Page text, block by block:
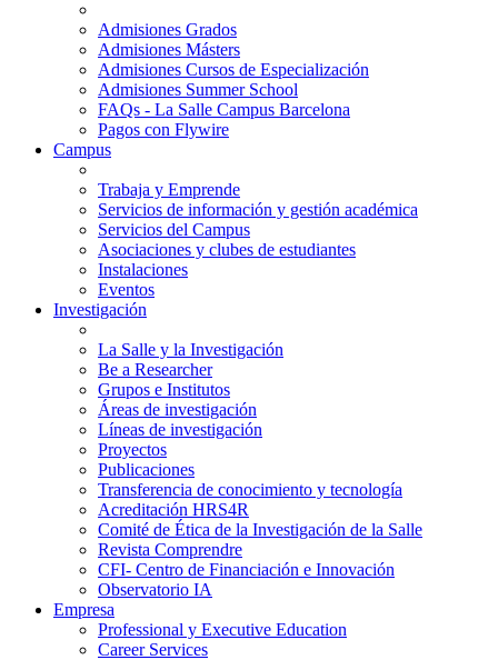
Admisiones Grados
Admisiones Másters
Admisiones Cursos de Especialización
Admisiones Summer School
FAQs - La Salle Campus Barcelona
Pagos con Flywire
Campus
Trabaja y Emprende
Servicios de información y gestión académica
Servicios del Campus
Asociaciones y clubes de estudiantes
Instalaciones
Eventos
Investigación
La Salle y la Investigación
Be a Researcher
Grupos e Institutos
Áreas de investigación
Líneas de investigación
Proyectos
Publicaciones
Transferencia de conocimiento y tecnología
Acreditación HRS4R
Comité de Ética de la Investigación de la Salle
Revista Comprendre
CFI- Centro de Financiación e Innovación
Observatorio IA
Empresa
Professional y Executive Education
Career Services